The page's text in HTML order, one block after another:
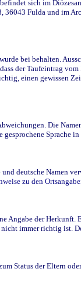
sich im
36043 Fulda und im
bei behalten.
der Taufeintrag
einen gewissen
Die
deutsche Namen
zu den
Angabe der
immer richtig ist.
Status der Eltern